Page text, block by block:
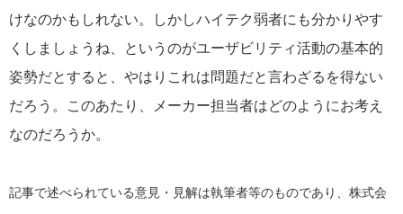
けなのかもしれない。しかしハイテク弱者にも分かりやす
くしましょうね、というのがユーザビリティ活動の基本的
姿勢だとすると、やはりこれは問題だと言わざるを得ない
だろう。このあたり、メーカー担当者はどのようにお考え
なのだろうか。
記事で述べられている意見・見解は執筆者等のものであり、株式会